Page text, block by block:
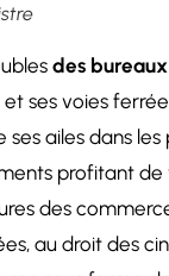
des
ses voies
ailes dans
profitant de
des
au droit des